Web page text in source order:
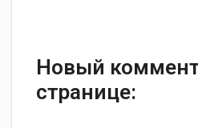
Новый
странице: